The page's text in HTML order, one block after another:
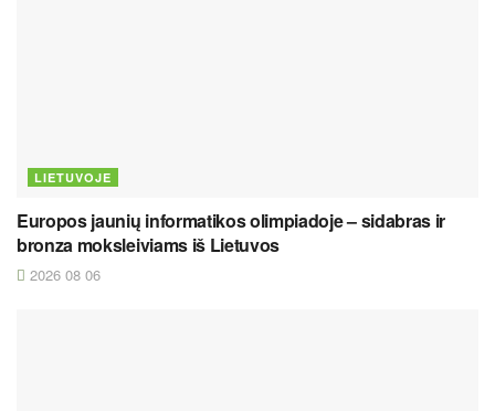
LIETUVOJE
Europos jaunių informatikos olimpiadoje – sidabras ir
bronza moksleiviams iš Lietuvos
2026 08 06